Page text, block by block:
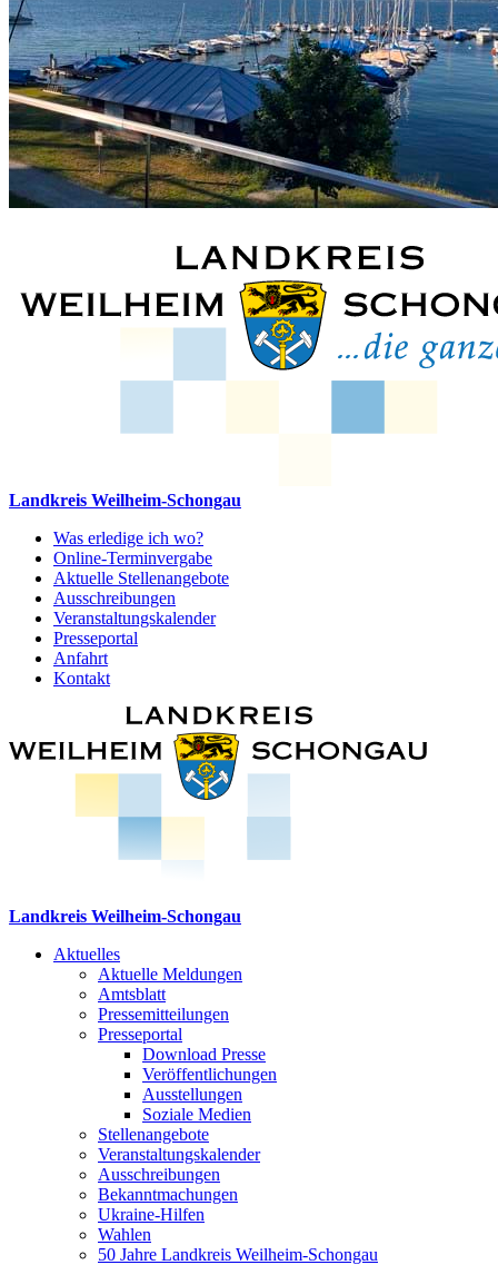
Landkreis Weilheim-Schongau
Was erledige ich wo?
Online-Terminvergabe
Aktuelle Stellenangebote
Ausschreibungen
Veranstaltungskalender
Presseportal
Anfahrt
Kontakt
Landkreis Weilheim-Schongau
Aktuelles
Aktuelle Meldungen
Amtsblatt
Pressemitteilungen
Presseportal
Download Presse
Veröffentlichungen
Ausstellungen
Soziale Medien
Stellenangebote
Veranstaltungskalender
Ausschreibungen
Bekanntmachungen
Ukraine-Hilfen
Wahlen
50 Jahre Landkreis Weilheim-Schongau